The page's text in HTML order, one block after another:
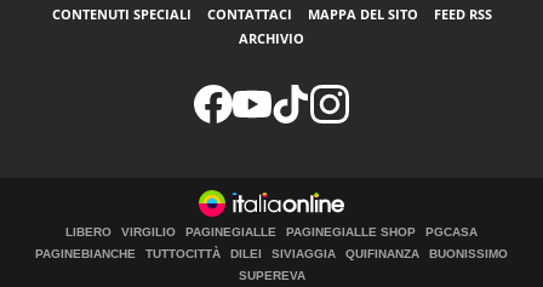
CONTENUTI SPECIALI CONTATTACI MAPPA DEL SITO
FEED RSS
ARCHIVIO
LIBERO VIRGILIO PAGINEGIALLE PAGINEGIALLE SHOP
PGCASA
PAGINEBIANCHE
TUTTOCITTÀ DILEI SIVIAGGIA QUIFINANZA
BUONISSIMO
SUPEREVA